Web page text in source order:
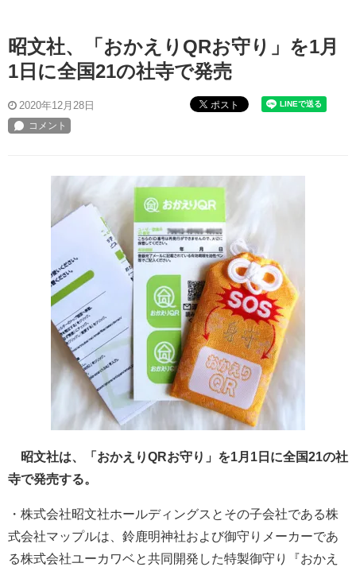
昭文社、「おかえりQRお守り」を1月
1日に全国21の社寺で発売
2020年12月28日 ポスト
昭文社は、「おかえりQRお守り」を1月1日に全国21の社
寺で発売する。
・株式会社昭文社ホールディングスとその子会社である株
式会社マップルは、鈴鹿明神社および御守りメーカーであ
る株式会社ユーカワベと共同開発した特製御守り『おかえ